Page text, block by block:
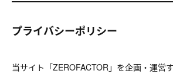
プライバシーポリシー
当サイト「ZEROFACTOR」を企画・運営